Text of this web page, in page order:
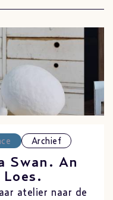
Archief
Swan. An
atelier naar de